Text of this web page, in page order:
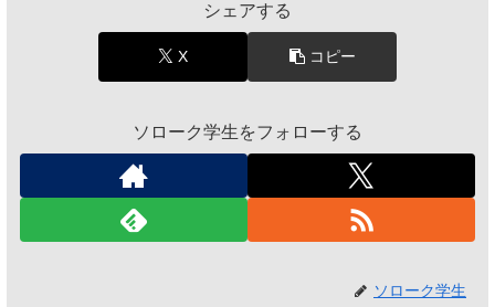
シェアする
X コピー
ソローク学生をフォローする
ソローク学生